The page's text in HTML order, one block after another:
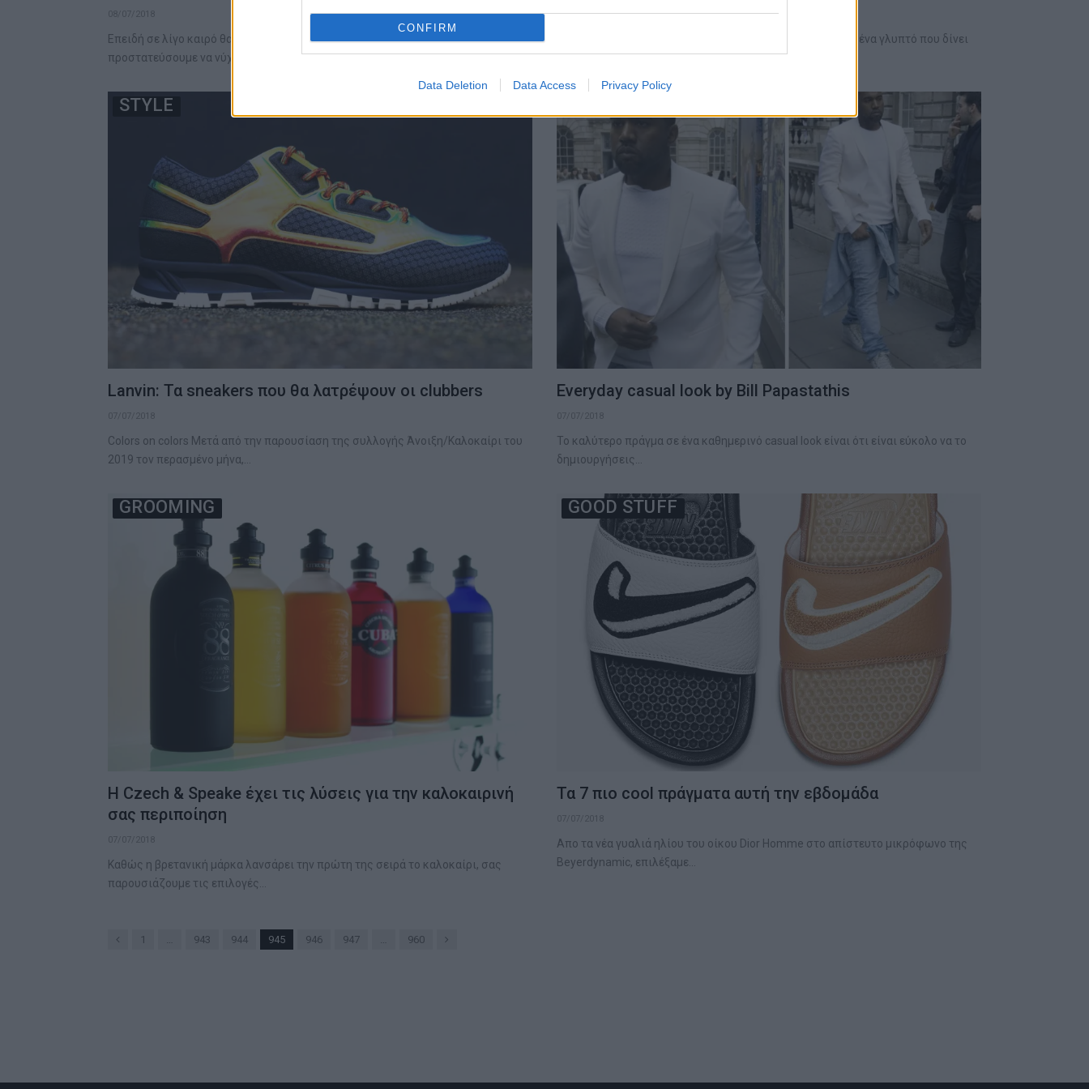
CONFIRM
Data Deletion Data Access Privacy Policy
08/07/2018
Επειδή σε λίγο καιρό θα είμαστε συνέχεια ξυπόλυτοι, θα πρέπει να
προστατεύσουμε να νύχια μας…
08/07/2018
Όπως και πέρυσι έτσι και φέτος η Mercedes παρουσίασε ένα γλυπτό που δίνει
μια πρώτη…
STYLE
Lanvin: Τα sneakers που θα λατρέψουν οι clubbers
07/07/2018
Colors on colors Μετά από την παρουσίαση της συλλογής Άνοιξη/Καλοκαίρι του
2019 τον περασμένο μήνα,…
Everyday casual look by Bill Papastathis
07/07/2018
Το καλύτερο πράγμα σε ένα καθημερινό casual look είναι ότι είναι εύκολο να το
δημιουργήσεις…
GROOMING
Η Czech & Speake έχει τις λύσεις για την καλοκαιρινή
σας περιποίηση
07/07/2018
Καθώς η βρετανική μάρκα λανσάρει την πρώτη της σειρά το καλοκαίρι, σας
παρουσιάζουμε τις επιλογές…
GOOD STUFF
Τα 7 πιο cool πράγματα αυτή την εβδομάδα
07/07/2018
Απο τα νέα γυαλιά ηλίου του οίκου Dior Homme στο απίστευτο μικρόφωνο της
Beyerdynamic, επιλέξαμε…
Previous
1 … 943 944 945 946 947 … 960 Next